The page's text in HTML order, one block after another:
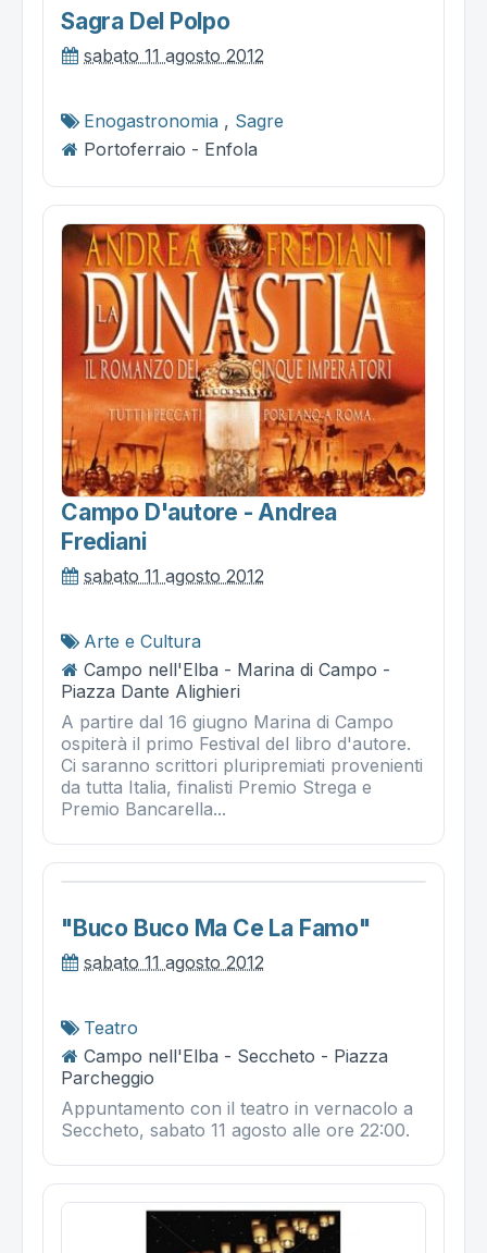
Sagra Del Polpo
sabato 11 agosto 2012
Enogastronomia , Sagre
Portoferraio - Enfola
Campo D'autore - Andrea
Frediani
sabato 11 agosto 2012
Arte e Cultura
Campo nell'Elba - Marina di Campo -
Piazza Dante Alighieri
A partire dal 16 giugno Marina di Campo
ospiterà il primo Festival del libro d'autore.
Ci saranno scrittori pluripremiati provenienti
da tutta Italia, finalisti Premio Strega e
Premio Bancarella...
"buco Buco Ma Ce La Famo"
sabato 11 agosto 2012
Teatro
Campo nell'Elba - Seccheto - Piazza
Parcheggio
Appuntamento con il teatro in vernacolo a
Seccheto, sabato 11 agosto alle ore 22:00.